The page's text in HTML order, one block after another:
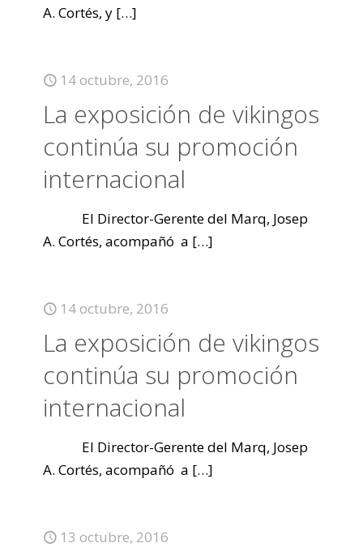
A. Cortés, y […]
14 octubre, 2016
La exposición de vikingos
continúa su promoción
internacional
El Director-Gerente del Marq, Josep
A. Cortés, acompañó a […]
14 octubre, 2016
La exposición de vikingos
continúa su promoción
internacional
El Director-Gerente del Marq, Josep
A. Cortés, acompañó a […]
13 octubre, 2016